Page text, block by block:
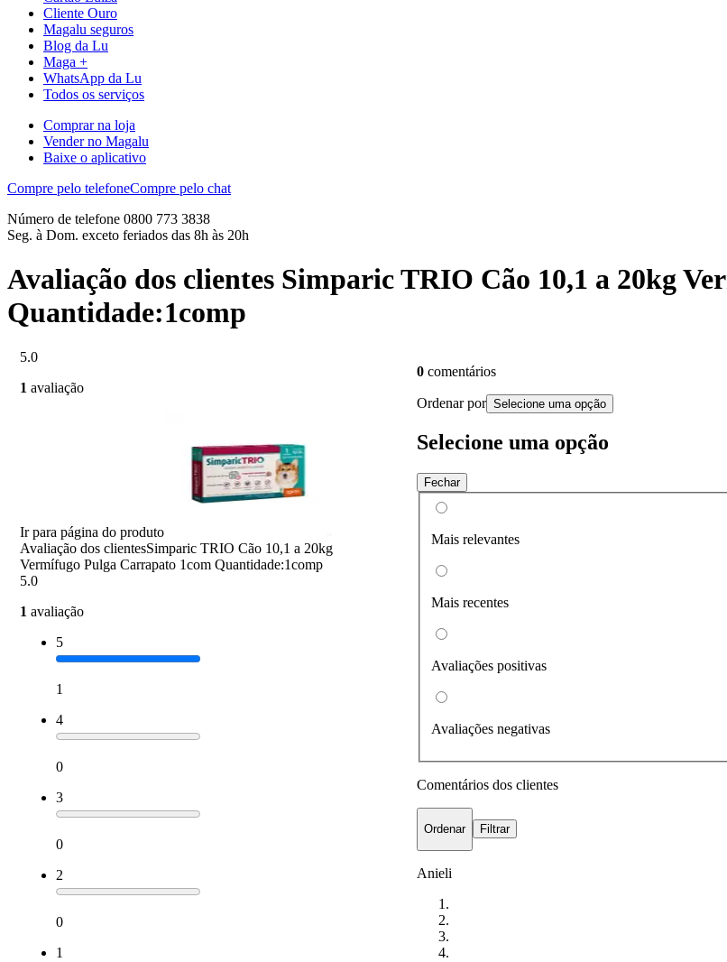
Cliente Ouro
Magalu seguros
Blog da Lu
Maga +
WhatsApp da Lu
Todos os serviços
Comprar na loja
Vender no Magalu
Baixe o aplicativo
Compre pelo telefoneCompre pelo chat
Número de telefone 0800 773 3838
Seg. à Dom. exceto feriados das 8h às 20h
Avaliação dos clientes Simparic TRIO Cão 10,1 a 20kg
Quantidade:1comp
5.0
1 avaliação
Ir para página do produto
Avaliação dos clientesSimparic TRIO Cão 10,1 a 20kg
Vermífugo Pulga Carrapato 1com Quantidade:1comp
5.0
1 avaliação
5
1
4
0
3
0
2
0
1
0 comentários
Ordenar por Selecione uma opção
Selecione uma opção
Fechar
Mais relevantes
Mais recentes
Avaliações positivas
Avaliações negativas
Comentários dos clientes
Ordenar Filtrar
Anieli